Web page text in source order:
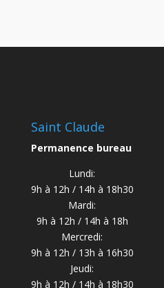
Saint Claude
Permanence bureau
Lundi:
9h à 12h / 14h à 18h30
Mardi:
9h à 12h / 14h à 18h
Mercredi:
9h à 12h / 13h à 16h30
Jeudi:
9h à 12h / 14h à 18h30